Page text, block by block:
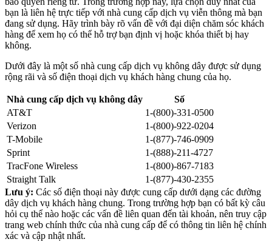
bạn là liên hệ trực tiếp với nhà cung cấp dịch vụ viễn thông mà bạn
đang sử dụng. Hãy trình bày rõ vấn đề với đại diện chăm sóc khách
hàng để xem họ có thể hỗ trợ bạn định vị hoặc khóa thiết bị hay
không.
Dưới đây là một số nhà cung cấp dịch vụ không dây được sử dụng
rộng rãi và số điện thoại dịch vụ khách hàng chung của họ.
Nhà cung cấp dịch vụ không dây
Số
AT&T
1-(800)-331-0500
Verizon
1-(800)-922-0204
T-Mobile
1-(877)-746-0909
Sprint
1-(888)-211-4727
TracFone Wireless
1-(800)-867-7183
Straight Talk
1-(877)-430-2355
Lưu ý: Các số điện thoại này được cung cấp dưới dạng các đường
dây dịch vụ khách hàng chung. Trong trường hợp bạn có bất kỳ câu
hỏi cụ thể nào hoặc các vấn đề liên quan đến tài khoản, nên truy cập
trang web chính thức của nhà cung cấp để có thông tin liên hệ chính
xác và cập nhật nhất.